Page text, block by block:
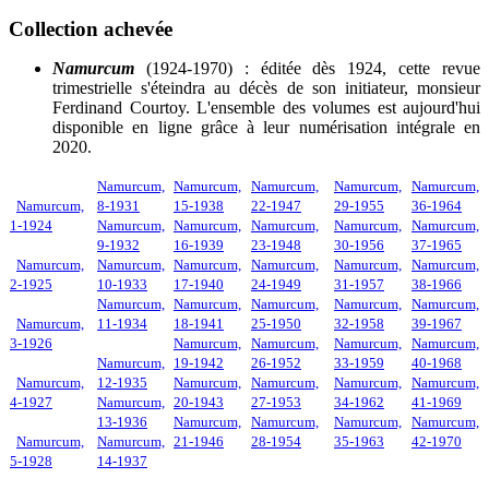
Collection achevée
Namurcum
(1924-1970) : éditée dès 1924, cette revue
trimestrielle s'éteindra au décès de son initiateur, monsieur
Ferdinand Courtoy. L'ensemble des volumes est aujourd'hui
disponible en ligne grâce à leur numérisation intégrale en
2020.
Namurcum,
1-1924
Namurcum,
2-1925
Namurcum,
3-1926
Namurcum,
4-1927
Namurcum,
5-1928
Namurcum,
8-1931
Namurcum,
9-1932
Namurcum,
10-1933
Namurcum,
11-1934
Namurcum,
12-1935
Namurcum,
13-1936
Namurcum,
14-1937
Namurcum,
15-1938
Namurcum,
16-1939
Namurcum,
17-1940
Namurcum,
18-1941
Namurcum,
19-1942
Namurcum,
20-1943
Namurcum,
21-1946
Namurcum,
22-1947
Namurcum,
23-1948
Namurcum,
24-1949
Namurcum,
25-1950
Namurcum,
26-1952
Namurcum,
27-1953
Namurcum,
28-1954
Namurcum,
29-1955
Namurcum,
30-1956
Namurcum,
31-1957
Namurcum,
32-1958
Namurcum,
33-1959
Namurcum,
34-1962
Namurcum,
35-1963
Namurcum,
36-1964
Namurcum,
37-1965
Namurcum,
38-1966
Namurcum,
39-1967
Namurcum,
40-1968
Namurcum,
41-1969
Namurcum,
42-1970